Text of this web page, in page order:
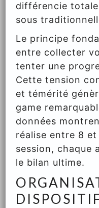
différencie
sous
Le principe
entre collecter
tenter une
Cette tension
et témérité
game
données
réalise entre 8
session, chaque
le bilan ultime.